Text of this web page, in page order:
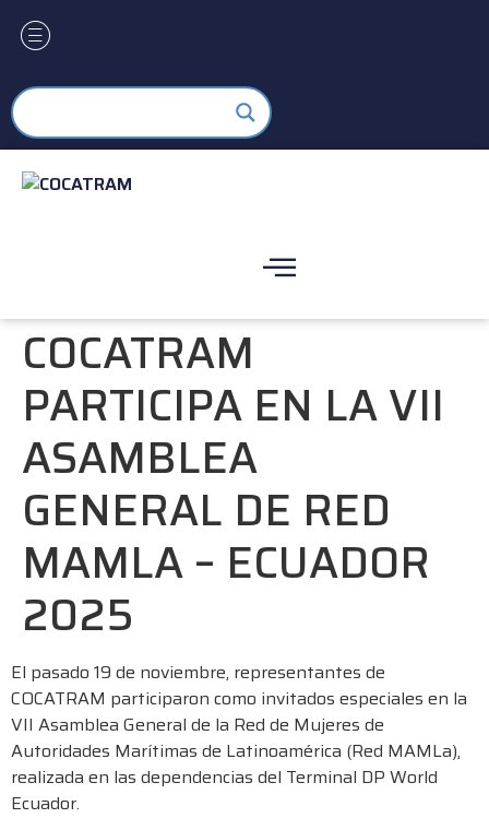
COCATRAM
PARTICIPA EN LA VII
ASAMBLEA
GENERAL DE RED
MAMLA – ECUADOR
2025
El pasado 19 de noviembre, representantes de
COCATRAM participaron como invitados especiales en la
VII Asamblea General de la Red de Mujeres de
Autoridades Marítimas de Latinoamérica (Red MAMLa),
realizada en las dependencias del Terminal DP World
Ecuador.